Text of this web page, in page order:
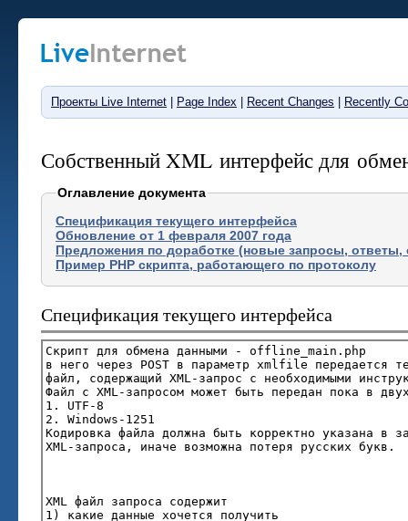
Проекты Live Internet Page Index Recent Changes Recently
Собственный XML интерфейс для
Оглавление документа
Спецификация текущего интерфейса
Обновление от 1 февраля 2007 года
Предложения по доработке (новые запросы,
Пример PHP скрипта, работающего по протоколу
Спецификация текущего интерфейса
Скрипт для обмена данными - offline_main.php
в него через POST в параметр xmlfile передается
файл, содержащий XML-запрос с необходимыми
Файл с XML-запросом может быть передан пока в
1. UTF-8
2. Windows-1251
Кодировка файла должна быть корректно указана в
XML-запроса, иначе возможна потеря русских букв.
XML файл запроса содержит
1) какие данные хочется получить